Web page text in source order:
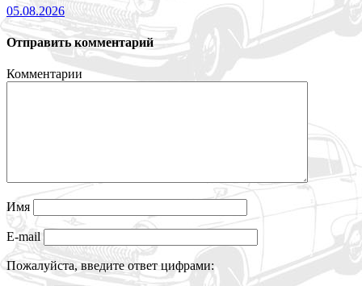
05.08.2026
Отправить комментарий
Комментарии
Имя
E-mail
Пожалуйста, введите ответ цифрами: